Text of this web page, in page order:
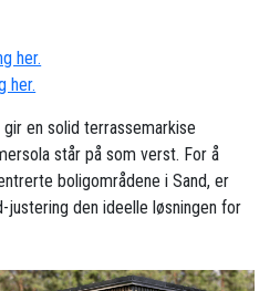
her.
her.
en solid terrassemarkise
står på som verst. For å
boligområdene i Sand, er
justering den ideelle løsningen for